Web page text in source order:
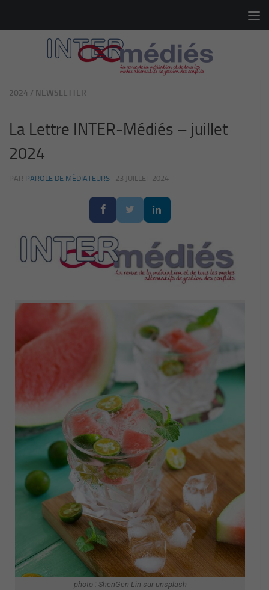
2024 / NEWSLETTER
La Lettre INTER-Médiés – juillet
2024
PAR PAROLE DE MÉDIATEURS · 23 JUILLET 2024
photo : ShenGen Lin sur unsplash